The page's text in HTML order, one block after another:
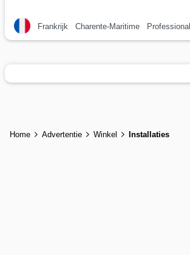
Frankrijk Charente-Maritime Professional
Home Advertentie Winkel Installaties